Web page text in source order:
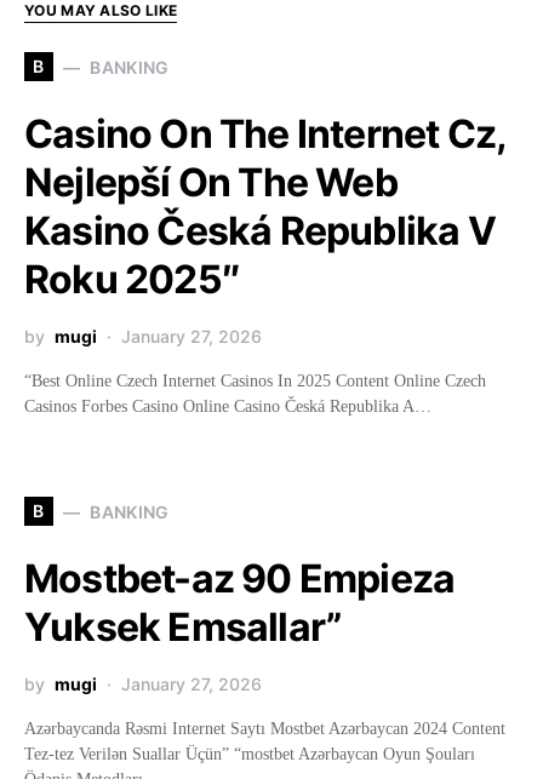
YOU MAY ALSO LIKE
B BANKING
Casino On The Internet Cz,
Nejlepší On The Web
Kasino Česká Republika V
Roku 2025″
by mugi January 27, 2026
“Best Online Czech Internet Casinos In 2025 Content Online Czech
Casinos Forbes Casino Online Casino Česká Republika A…
B BANKING
Mostbet-az 90 Empieza
Yuksek Emsallar”
by mugi January 27, 2026
Azərbaycanda Rəsmi Internet Saytı Mostbet Azərbaycan 2024 Content
Tez-tez Verilən Suallar Üçün” “mostbet Azərbaycan Oyun Şouları